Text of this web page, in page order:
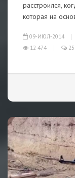
расстроился,
которая на
09-ИЮЛ-2014
12 474
25